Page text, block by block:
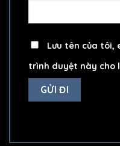
Lưu tên của tôi,
trình duyệt này cho